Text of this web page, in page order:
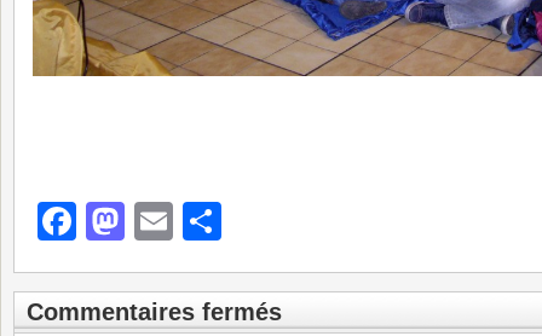
Facebook
Mastodon
Email
Commentaires fermés